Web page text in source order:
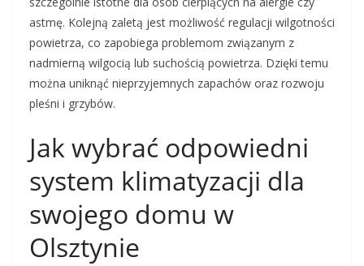
astmę. Kolejną zaletą jest możliwość regulacji wilgotności
powietrza, co zapobiega problemom związanym z
nadmierną wilgocią lub suchością powietrza. Dzięki temu
można uniknąć nieprzyjemnych zapachów oraz rozwoju
pleśni i grzybów.
Jak wybrać odpowiedni
system klimatyzacji dla
swojego domu w
Olsztynie